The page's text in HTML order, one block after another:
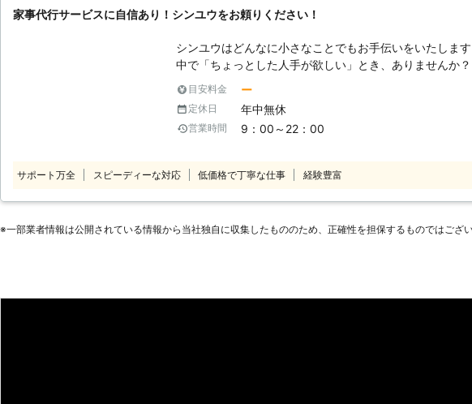
家事代行サービスに自信あり！シンユウをお頼りください！
シンユウはどんなに小さなことでもお手伝いをいたしま
中で「ちょっとした人手が欲しい」とき、ありませんか
ときの買い物や、一人暮らしの家具移動、テレビや電気機
からない、時間がなくて掃除や家のことが手に負えない
な時は無理をせず、ぜひシンユウをお頼りください。 弊
りごとなら どんなに小さなことでも、少し困難なことで
が忙しくて時間がない！」 「体をこわしてしまって家の
い……」 「長期家をあけなくてはならなくなった」 こんな
した手伝いが必要に感じたことはありませんか？ 高齢の
軽減するお手伝いもシンユウはいたします。 どんなに小
んでもお申しつけください！
目安料金 ー
定休日 年中無休
営業時間 9：00～22：00
サポート万全 スピーディーな対応 低価格で丁寧な仕事 経験豊富
※⼀部業者情報は公開されている情報から当社独⾃に収集したもののため、正確性を担保するものではござい